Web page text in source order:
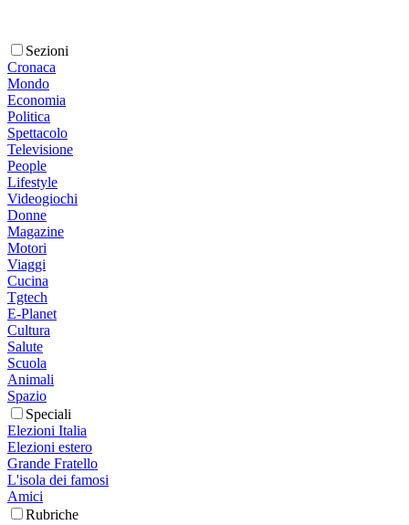
Sezioni
Cronaca
Mondo
Economia
Politica
Spettacolo
Televisione
People
Lifestyle
Videogiochi
Donne
Magazine
Motori
Viaggi
Cucina
Tgtech
E-Planet
Cultura
Salute
Scuola
Animali
Spazio
Speciali
Elezioni Italia
Elezioni estero
Grande Fratello
L'isola dei famosi
Amici
Rubriche